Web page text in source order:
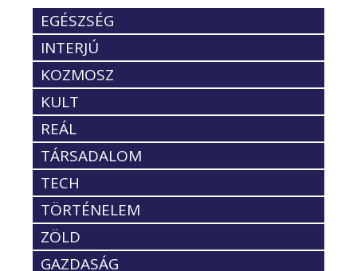
EGÉSZSÉG
INTERJÚ
KOZMOSZ
KULT
REÁL
TÁRSADALOM
TECH
TÖRTÉNELEM
ZÖLD
GAZDASÁG